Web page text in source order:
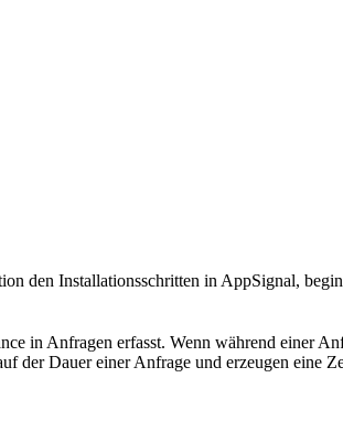
den Installationsschritten in AppSignal,
in Anfragen erfasst. Wenn während einer
der Dauer einer Anfrage und erzeugen eine